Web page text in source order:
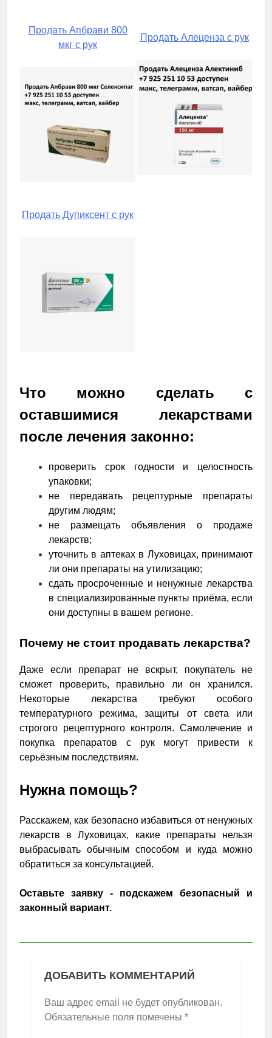
Продать Апбрави 800
мкг с рук
Продать Алеценза с рук
Продать Дупиксент с рук
Что можно сделать с
оставшимися лекарствами
после лечения законно:
проверить срок годности и целостность
упаковки;
не передавать рецептурные препараты
другим людям;
не размещать объявления о продаже
лекарств;
уточнить в аптеках в Луховицах, принимают
ли они препараты на утилизацию;
сдать просроченные и ненужные лекарства
в специализированные пункты приёма, если
они доступны в вашем регионе.
Почему не стоит продавать лекарства?
Даже если препарат не вскрыт, покупатель не
сможет проверить, правильно ли он хранился.
Некоторые лекарства требуют особого
температурного режима, защиты от света или
строгого рецептурного контроля. Самолечение и
покупка препаратов с рук могут привести к
серьёзным последствиям.
Нужна помощь?
Расскажем, как безопасно избавиться от ненужных
лекарств в Луховицах, какие препараты нельзя
выбрасывать обычным способом и куда можно
обратиться за консультацией.
Оставьте заявку - подскажем безопасный и
законный вариант.
ДОБАВИТЬ КОММЕНТАРИЙ
Ваш адрес email не будет опубликован.
Обязательные поля помечены *